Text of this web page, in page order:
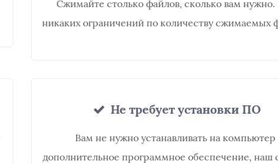
Сжимайте столько файлов, сколько вам нужно.
никаких ограничений по количеству сжимаемых
Не требует установки ПО
Вам не нужно устанавливать на компьютер
дополнительное программное обеспечение, наш